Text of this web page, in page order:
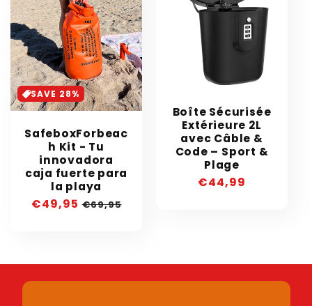
SAVE 28%
SafeboxForbeac
h Kit - Tu
innovadora
caja fuerte para
la playa
Precio
€49,95 Precio
€69,95
Boîte Sécurisée
Extérieure 2L
avec Câble &
Code – Sport &
Plage
Precio
€44,99